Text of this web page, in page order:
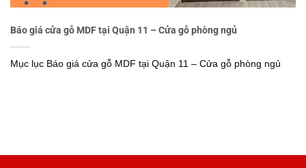
Báo giá cửa gỗ MDF tại Quận 11 – Cửa gỗ phòng ngủ
Mục lục Báo giá cửa gỗ MDF tại Quận 11 – Cửa gỗ phòng ngủ